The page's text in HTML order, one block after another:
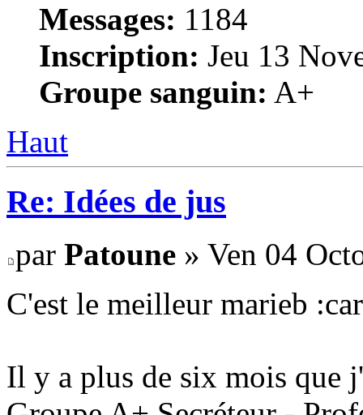
Messages: 1184
Inscription: Jeu 13
Groupe sanguin: A+
Haut
Re: Idées de jus
par Patoune » Ven 04
C'est le meilleur marieb
Il y a plus de six mois que